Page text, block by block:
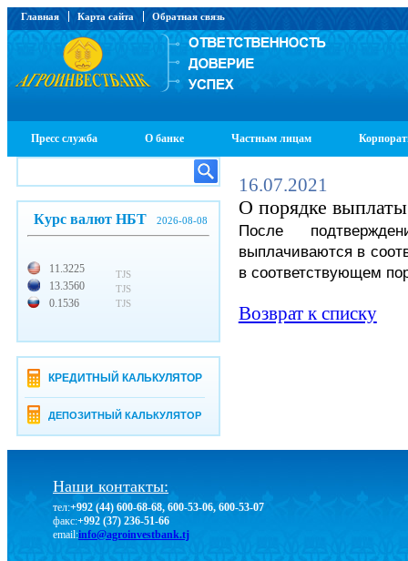
Главная Карта сайта Обратная связь
Пресс служба О банке Частным лицам
Курс валют НБТ 2026-08-08
11.3225
13.3560
0.1536
TJS
TJS
TJS
КРЕДИТНЫЙ КАЛЬКУЛЯТОР
ДЕПОЗИТНЫЙ КАЛЬКУЛЯТОР
16.07.2021
О порядке
После
выплачиваются в
в соответствующем
Возврат к списку
Наши контакты:
тел:+992 (44) 600-68-68, 600-53-06, 600-53-07
факс:+992 (37) 236-51-66
email:info@agroinvestbank.tj